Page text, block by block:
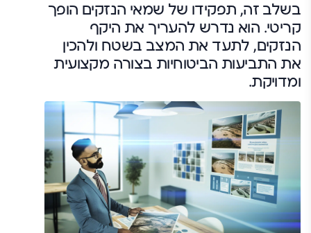
בשלב זה, תפקידו של שמאי הנזקים הופך
קריטי. הוא נדרש להעריך את היקף
הנזקים, לתעד את המצב בשטח ולהכין
את התביעות הביטוחיות בצורה מקצועית
ומדויקת.